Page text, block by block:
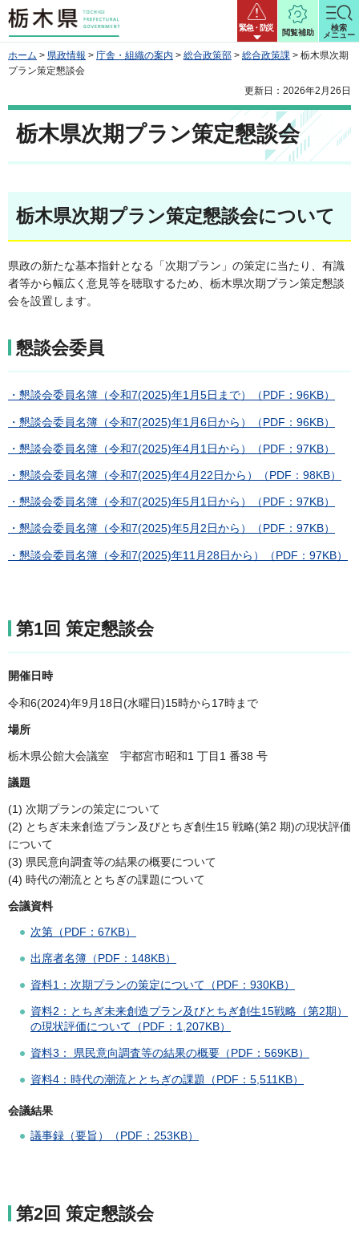
栃木県 緊急・防災
閲覧補助
検索
メニュー
ホーム > 県政情報 > 庁舎・組織の案内 > 総合政策部 > 総合政策課 > 栃木県次期
プラン策定懇談会
更新日：2026年2月26日
栃木県次期プラン策定懇談会
栃木県次期プラン策定懇談会について
県政の新たな基本指針となる「次期プラン」の策定に当たり、有識
者等から幅広く意見等を聴取するため、栃木県次期プラン策定懇談
会を設置します。
懇談会委員
・懇談会委員名簿（令和7(2025)年1月5日まで）（PDF：96KB）
・懇談会委員名簿（令和7(2025)年1月6日から）（PDF：96KB）
・懇談会委員名簿（令和7(2025)年4月1日から）（PDF：97KB）
・懇談会委員名簿（令和7(2025)年4月22日から）（PDF：98KB）
・懇談会委員名簿（令和7(2025)年5月1日から）（PDF：97KB）
・懇談会委員名簿（令和7(2025)年5月2日から）（PDF：97KB）
・懇談会委員名簿（令和7(2025)年11月28日から）（PDF：97KB）
第1回 策定懇談会
開催日時
令和6(2024)年9月18日(水曜日)15時から17時まで
場所
栃木県公館大会議室 宇都宮市昭和1 丁目1 番38 号
議題
(1) 次期プランの策定について
(2) とちぎ未来創造プラン及びとちぎ創生15 戦略(第2 期)の現状評価
について
(3) 県民意向調査等の結果の概要について
(4) 時代の潮流ととちぎの課題について
会議資料
次第（PDF：67KB）
出席者名簿（PDF：148KB）
資料1：次期プランの策定について（PDF：930KB）
資料2：とちぎ未来創造プラン及びとちぎ創生15戦略（第2期）
の現状評価について（PDF：1,207KB）
資料3： 県民意向調査等の結果の概要（PDF：569KB）
資料4：時代の潮流ととちぎの課題（PDF：5,511KB）
会議結果
議事録（要旨）（PDF：253KB）
第2回 策定懇談会